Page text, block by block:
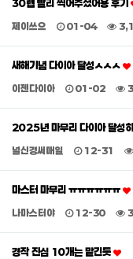
30렙 빨리 찍어주셨어용 후기
제이쓰으 01-04
새해기념 다이아 달성ㅅㅅㅅ
이젠다이아 01-02
2025년 마무리 다이아 달성
널신경써매일 12-31
마스터 마무리 ㅠㅠㅠㅠㅠㅠ
나마스터야 12-30
경작 진심 10개는 맡긴듯